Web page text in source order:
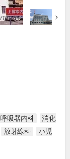
呼吸器内科
消化
放射線科
小児